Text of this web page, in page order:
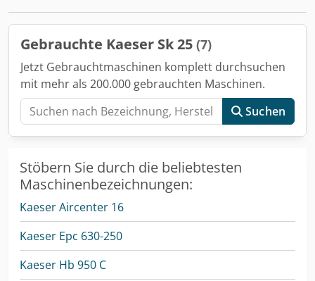
montiert: nein Dokumente: nein Anschluss: 3/4
Gebrauchte Kaeser Sk 25 (7)
Jetzt Gebrauchtmaschinen komplett durchsuchen
mit mehr als 200.000 gebrauchten Maschinen.
Suchen
Stöbern Sie durch die beliebtesten
Maschinenbezeichnungen:
Kaeser Aircenter 16
Kaeser Epc 630-250
Kaeser Hb 950 C